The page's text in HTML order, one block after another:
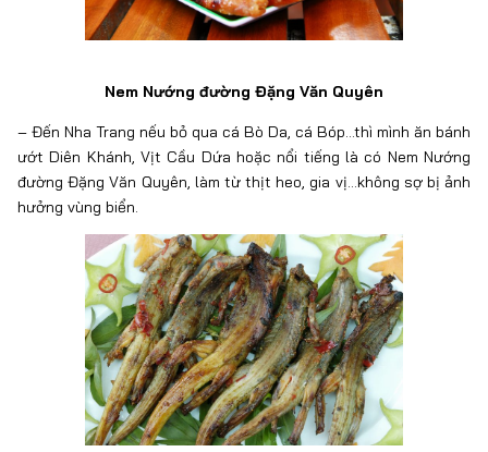
Nem Nướng đường Đặng Văn Quyên
– Đến Nha Trang nếu bỏ qua cá Bò Da, cá Bóp…thì mình ăn bánh
ướt Diên Khánh, Vịt Cầu Dứa hoặc nổi tiếng là có Nem Nướng
đường Đặng Văn Quyên, làm từ thịt heo, gia vị…không sợ bị ảnh
hưởng vùng biển.